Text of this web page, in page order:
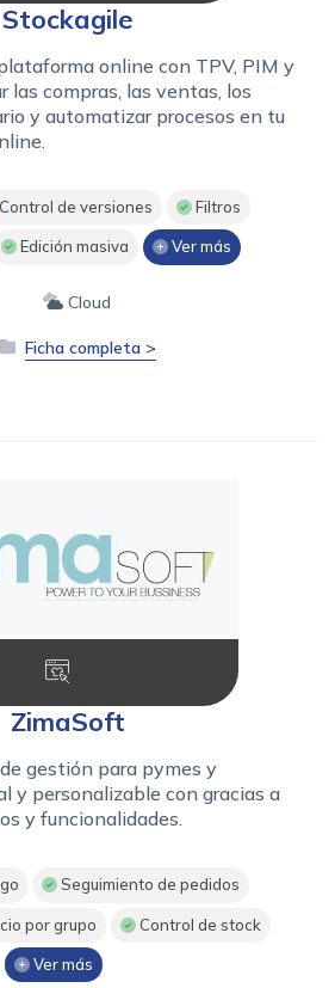
Stockagile
online con TPV, PIM y
las compras, las ventas, los
y automatizar procesos en tu
de versiones Filtros
Edición masiva Ver más
Cloud
Ficha completa >
ZimaSoft
gestión para pymes y
y personalizable con gracias a
y funcionalidades.
Seguimiento de pedidos
por grupo Control de stock
Ver más